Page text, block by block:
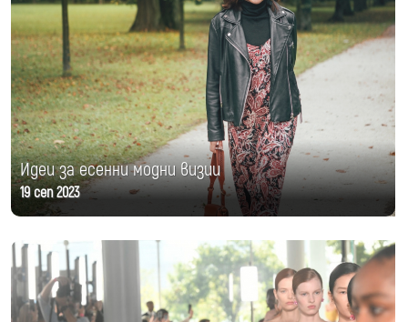
Идеи за есенни модни визии
19 сеп 2023